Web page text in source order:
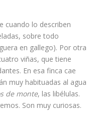
cuando lo describen
sobre todo
en gallego). Por otra
viñas, que tiene
En esa finca cae
muy habituadas al agua
de monte, las libélulas.
Son muy curiosas.